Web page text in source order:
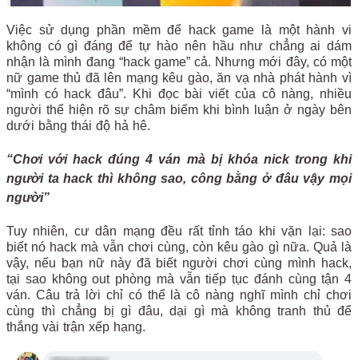
Việc sử dụng phần mềm để hack game là một hành vi
không có gì đáng để tự hào nên hầu như chẳng ai dám
nhận là mình đang “hack game” cả. Nhưng mới đây, có một
nữ game thủ đã lên mạng kêu gào, ăn vạ nhà phát hành vì
“mình có hack đâu”. Khi đọc bài viết của cô nàng, nhiều
người thể hiện rõ sự châm biếm khi bình luận ở ngày bên
dưới bằng thái độ hả hê.
“Chơi với hack đúng 4 ván mà bị khóa nick trong khi
người ta hack thì không sao, công bằng ở đâu vậy mọi
người”
Tuy nhiên, cư dân mạng đều rất tỉnh táo khi vặn lại: sao
biết nó hack mà vẫn chơi cùng, còn kêu gào gì nữa. Quả là
vậy, nếu bạn nữ này đã biết người chơi cùng mình hack,
tại sao không out phòng mà vẫn tiếp tục đánh cùng tận 4
ván. Câu trả lời chỉ có thể là cô nàng nghĩ mình chỉ chơi
cùng thì chẳng bị gì đâu, dại gì mà không tranh thủ để
thắng vài trận xếp hạng.